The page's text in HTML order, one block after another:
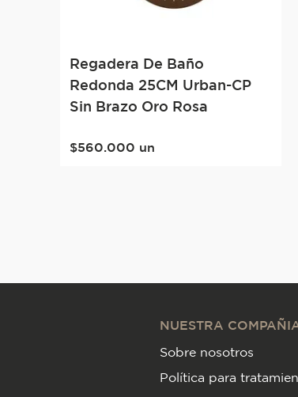
Regadera De Baño
Redonda 25CM Urban-CP
Sin Brazo Oro Rosa
$560.000 un
NUESTRA
Sobre nosotros
Política para